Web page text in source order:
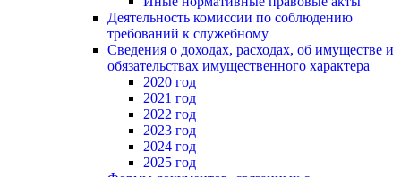
Деятельность комиссии по соблюдению
требований к служебному
Сведения о доходах, расходах, об имуществе и
обязательствах имущественного характера
2020 год
2021 год
2022 год
2023 год
2024 год
2025 год